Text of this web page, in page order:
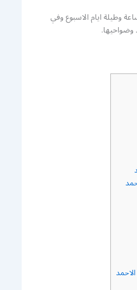
هو هدفنا وغايتنا فلا تتردوا بالاتصال بنا لنبيلكم على مدار ٢٤ ساعة وطيلة ايام الاسبوع وفي
وضواحيها.